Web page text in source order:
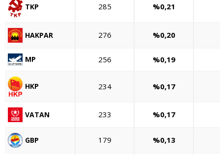
TKP 285 %0,21
HAKPAR 276 %0,20
MP 256 %0,19
HKP 234 %0,17
VATAN 233 %0,17
GBP 179 %0,13